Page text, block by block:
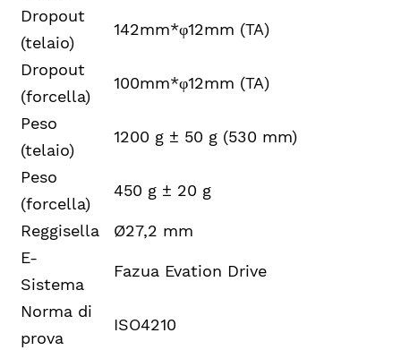
Dropout
(telaio)
142mm*φ12mm (TA)
Dropout
(forcella)
100mm*φ12mm (TA)
Peso
(telaio)
1200 g ± 50 g (530 mm)
Peso
(forcella)
450 g ± 20 g
Reggisella
Ø27,2 mm
E-
Sistema
Fazua Evation Drive
Norma di
prova
ISO4210